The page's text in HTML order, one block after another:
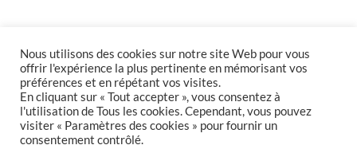
facebook
Accueil Inscription Connexion
Compte
Publier un article
Politique de confidentialité
Nous utilisons des cookies sur notre site Web pour vous
offrir l'expérience la plus pertinente en mémorisant vos
préférences et en répétant vos visites.
En cliquant sur « Tout accepter », vous consentez à
l'utilisation de Tous les cookies. Cependant, vous pouvez
visiter « Paramètres des cookies » pour fournir un
consentement contrôlé.